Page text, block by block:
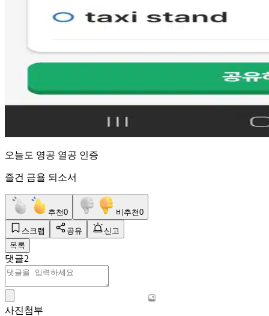
오늘도 영공 열공 인증
즐건 금욜 되소서
추천0 비추천0
스크랩 공유
신고
목록
댓글2
사진첨부